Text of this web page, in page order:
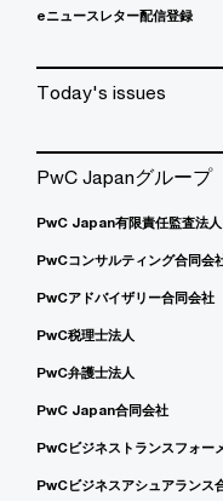
eニュースレター配信登録
Today's issues
PwC Japanグループ
PwC Japan有限責任監査法人
PwCコンサルティング合同会
PwCアドバイザリー合同会社
PwC税理士法人
PwC弁護士法人
PwC Japan合同会社
PwCビジネストランスフォー
PwCビジネスアシュアランス